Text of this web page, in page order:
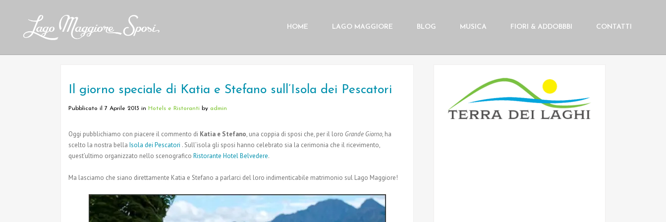
HOME LAGO MAGGIORE BLOG MUSICA FIORI & ADDOBBBI CONTATTI
Il giorno speciale di Katia e Stefano sull’Isola dei Pescatori
Pubblicato il 7 Aprile 2013 in Hotels e Ristoranti by admin
Oggi pubblichiamo con piacere il commento di Katia e Stefano, una coppia di sposi che, per il loro Grande Giorno, ha
scelto la nostra bella Isola dei Pescatori . Sull’isola gli sposi hanno celebrato sia la cerimonia che il ricevimento,
quest’ultimo organizzato nello scenografico Ristorante Hotel Belvedere.
Ma lasciamo che siano direttamente Katia e Stefano a parlarci del loro indimenticabile matrimonio sul Lago Maggiore!